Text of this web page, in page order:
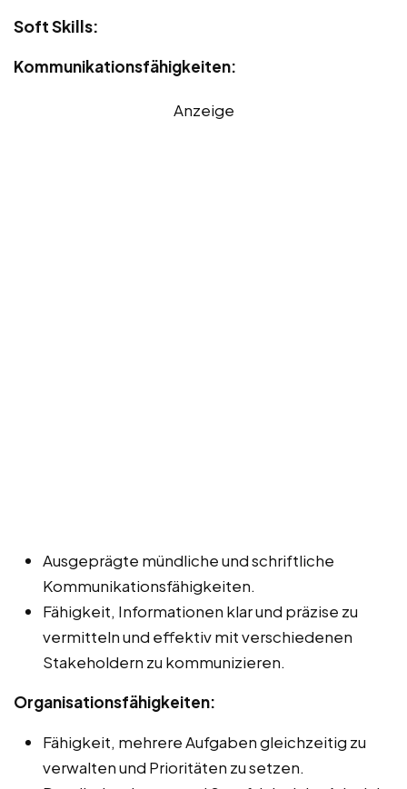
Soft Skills:
Kommunikationsfähigkeiten:
Anzeige
Ausgeprägte mündliche und schriftliche
Kommunikationsfähigkeiten.
Fähigkeit, Informationen klar und präzise zu
vermitteln und effektiv mit verschiedenen
Stakeholdern zu kommunizieren.
Organisationsfähigkeiten:
Fähigkeit, mehrere Aufgaben gleichzeitig zu
verwalten und Prioritäten zu setzen.